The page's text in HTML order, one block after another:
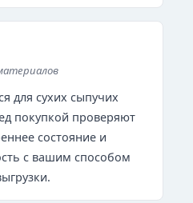
для сухих сыпучих
покупкой проверяют
состояние и
с вашим способом